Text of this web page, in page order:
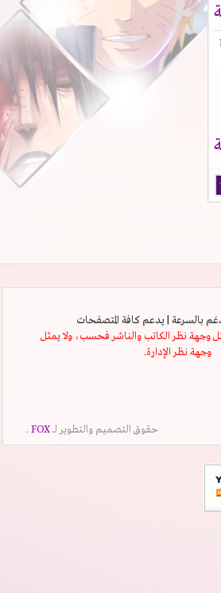
وجهة نظر الكاتب والناشر فحسب، ولا يمثل
وجهة نظر الإدارة.
حقوق التصميم والتطوير لــFOX
.